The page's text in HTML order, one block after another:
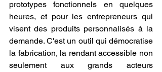
prototypes fonctionnels en quelques
heures, et pour les entrepreneurs qui
visent des produits personnalisés à la
demande. C'est un outil qui démocratise
la fabrication, la rendant accessible non
seulement aux grands acteurs